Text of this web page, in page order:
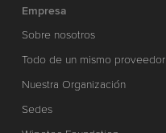
Empresa
Sobre nosotros
Todo de un mismo proveedor
Nuestra Organización
Sedes